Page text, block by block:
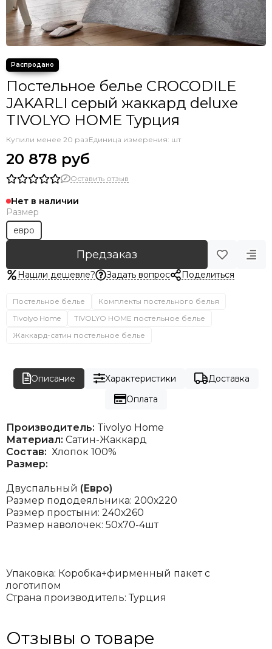
Постельное белье CROCODILE
JAKARLI серый жаккард deluxe
TIVOLYO HOME Турция
Купили менее 20 разЕдиница измерения: шт
20 878 руб
Оставить отзыв
Нет в наличии
Размер
евро
Предзаказ
Нашли дешевле? Задать вопрос Поделиться
Постельное белье
Комплекты постельного белья
Tivolyo Home
TIVOLYO HOME постельное белье
Жаккард-сатин постельное белье
Описание Характеристики
Доставка
Оплата
Производитель: Tivolyo Home
Материал: Сатин-Жаккард
Состав: Хлопок 100%
Размер:
Двуспальный (Евро)
Размер пододеяльника: 200х220
Размер простыни: 240х260
Размер наволочек: 50х70-4шт
Упаковка: Коробка+фирменный пакет с
логотипом
Страна производитель: Турция
Отзывы о товаре